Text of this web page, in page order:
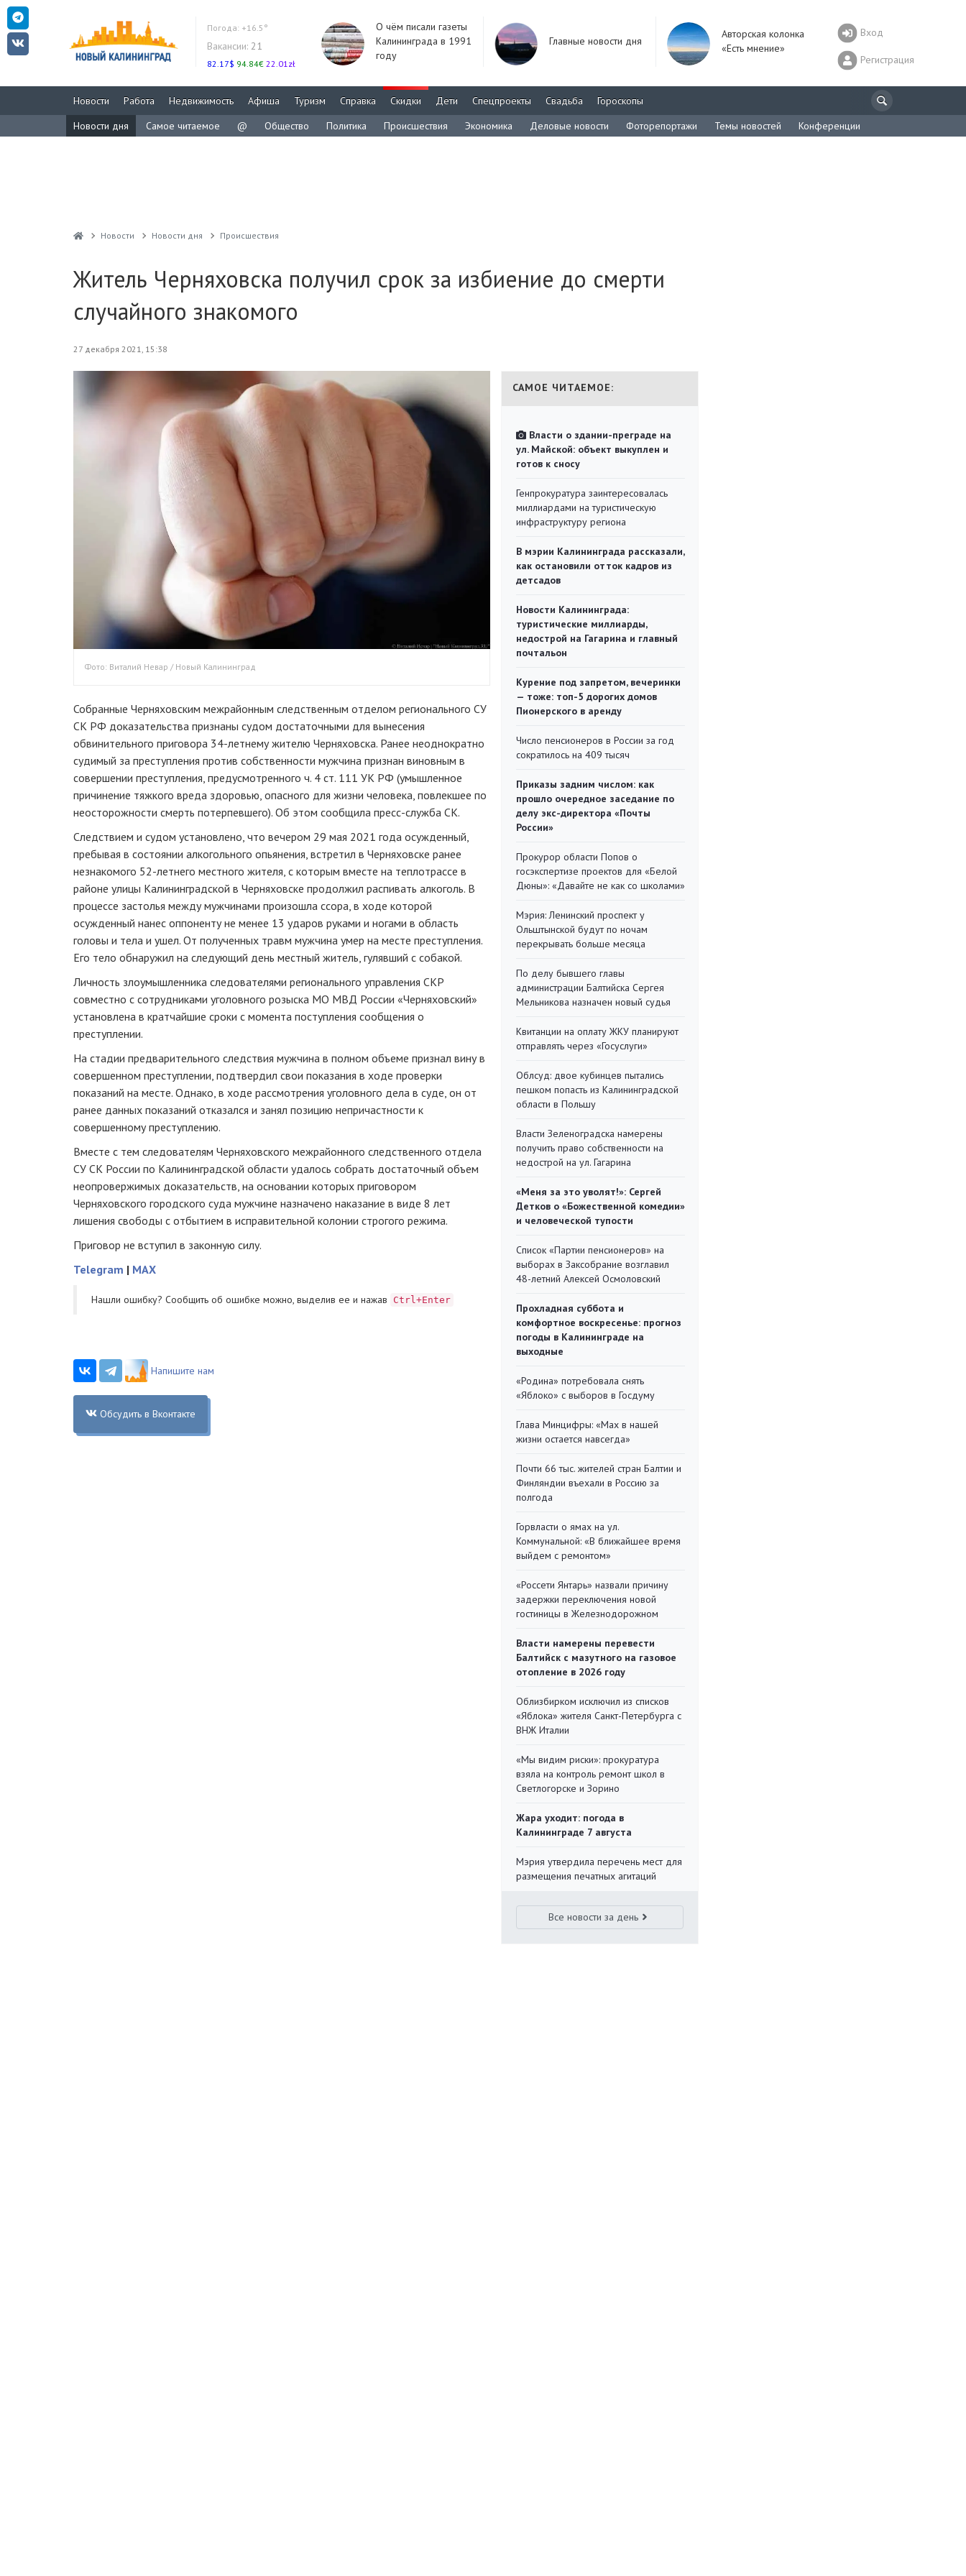
Погода: +16.5°
Вакансии: 21
82.17$ 94.84€ 22.01zł
О чём писали газеты
Калининграда в 1991
году
Главные новости дня
Авторская колонка
«Есть мнение»
Вход
Регистрация
Новости Работа Недвижимость Афиша Туризм Справка Скидки Дети Спецпроекты Свадьба
Гороскопы
Новости дня
Самое читаемое @ Общество Политика Происшествия Экономика Деловые новости Фоторепортажи Темы новостей Конференции
Новости Новости дня Проиcшествия
Житель Черняховска получил срок за избиение до смерти
случайного знакомого
27 декабря 2021, 15:38
Фото: Виталий Невар / Новый Калининград
Собранные Черняховским межрайонным следственным отделом регионального СУ
СК РФ доказательства признаны судом достаточными для вынесения
обвинительного приговора 34-летнему жителю Черняховска. Ранее неоднократно
судимый за преступления против собственности мужчина признан виновным в
совершении преступления, предусмотренного ч. 4 ст. 111 УК РФ (умышленное
причинение тяжкого вреда здоровью, опасного для жизни человека, повлекшее по
неосторожности смерть потерпевшего). Об этом сообщила пресс-служба СК.
Следствием и судом установлено, что вечером 29 мая 2021 года осужденный,
пребывая в состоянии алкогольного опьянения, встретил в Черняховске ранее
незнакомого 52-летнего местного жителя, с которым вместе на теплотрассе в
районе улицы Калининградской в Черняховске продолжил распивать алкоголь. В
процессе застолья между мужчинами произошла ссора, в ходе которой
осужденный нанес оппоненту не менее 13 ударов руками и ногами в область
головы и тела и ушел. От полученных травм мужчина умер на месте преступления.
Его тело обнаружил на следующий день местный житель, гулявший с собакой.
Личность злоумышленника следователями регионального управления СКР
совместно с сотрудниками уголовного розыска МО МВД России «Черняховский»
установлена в кратчайшие сроки с момента поступления сообщения о
преступлении.
На стадии предварительного следствия мужчина в полном объеме признал вину в
совершенном преступлении, подтвердил свои показания в ходе проверки
показаний на месте. Однако, в ходе рассмотрения уголовного дела в суде, он от
ранее данных показаний отказался и занял позицию непричастности к
совершенному преступлению.
Вместе с тем следователям Черняховского межрайонного следственного отдела
СУ СК России по Калининградской области удалось собрать достаточный объем
неопровержимых доказательств, на основании которых приговором
Черняховского городского суда мужчине назначено наказание в виде 8 лет
лишения свободы с отбытием в исправительной колонии строгого режима.
Приговор не вступил в законную силу.
Telegram | MAX
Нашли ошибку? Cообщить об ошибке можно, выделив ее и нажав Ctrl+Enter
Напишите нам
Обсудить в Вконтакте
САМОЕ ЧИТАЕМОЕ:
Власти о здании-преграде на
ул. Майской: объект выкуплен и
готов к сносу
Генпрокуратура заинтересовалась
миллиардами на туристическую
инфраструктуру региона
В мэрии Калининграда рассказали,
как остановили отток кадров из
детсадов
Новости Калининграда:
туристические миллиарды,
недострой на Гагарина и главный
почтальон
Курение под запретом, вечеринки
— тоже: топ-5 дорогих домов
Пионерского в аренду
Число пенсионеров в России за год
сократилось на 409 тысяч
Приказы задним числом: как
прошло очередное заседание по
делу экс-директора «Почты
России»
Прокурор области Попов о
госэкспертизе проектов для «Белой
Дюны»: «Давайте не как со школами»
Мэрия: Ленинский проспект у
Ольштынской будут по ночам
перекрывать больше месяца
По делу бывшего главы
администрации Балтийска Сергея
Мельникова назначен новый судья
Квитанции на оплату ЖКУ планируют
отправлять через «Госуслуги»
Облсуд: двое кубинцев пытались
пешком попасть из Калининградской
области в Польшу
Власти Зеленоградска намерены
получить право собственности на
недострой на ул. Гагарина
«Меня за это уволят!»: Сергей
Детков о «Божественной комедии»
и человеческой тупости
Список «Партии пенсионеров» на
выборах в Заксобрание возглавил
48-летний Алексей Осмоловский
Прохладная суббота и
комфортное воскресенье: прогноз
погоды в Калининграде на
выходные
«Родина» потребовала снять
«Яблоко» с выборов в Госдуму
Глава Минцифры: «Мах в нашей
жизни остается навсегда»
Почти 66 тыс. жителей стран Балтии и
Финляндии въехали в Россию за
полгода
Горвласти о ямах на ул.
Коммунальной: «В ближайшее время
выйдем с ремонтом»
«Россети Янтарь» назвали причину
задержки переключения новой
гостиницы в Железнодорожном
Власти намерены перевести
Балтийск с мазутного на газовое
отопление в 2026 году
Облизбирком исключил из списков
«Яблока» жителя Санкт-Петербурга с
ВНЖ Италии
«Мы видим риски»: прокуратура
взяла на контроль ремонт школ в
Светлогорске и Зорино
Жара уходит: погода в
Калининграде 7 августа
Мэрия утвердила перечень мест для
размещения печатных агитаций
Все новости за день